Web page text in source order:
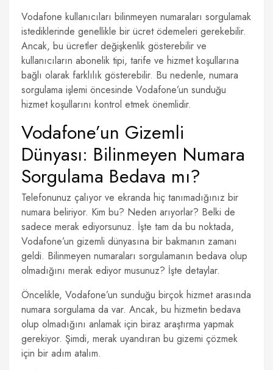
Vodafone kullanıcıları bilinmeyen numaraları sorgulamak
istediklerinde genellikle bir ücret ödemeleri gerekebilir.
Ancak, bu ücretler değişkenlik gösterebilir ve
kullanıcıların abonelik tipi, tarife ve hizmet koşullarına
bağlı olarak farklılık gösterebilir. Bu nedenle, numara
sorgulama işlemi öncesinde Vodafone’un sunduğu
hizmet koşullarını kontrol etmek önemlidir.
Vodafone’un Gizemli
Dünyası: Bilinmeyen Numara
Sorgulama Bedava mı?
Telefonunuz çalıyor ve ekranda hiç tanımadığınız bir
numara beliriyor. Kim bu? Neden arıyorlar? Belki de
sadece merak ediyorsunuz. İşte tam da bu noktada,
Vodafone’un gizemli dünyasına bir bakmanın zamanı
geldi. Bilinmeyen numaraları sorgulamanın bedava olup
olmadığını merak ediyor musunuz? İşte detaylar.
Öncelikle, Vodafone’un sunduğu birçok hizmet arasında
numara sorgulama da var. Ancak, bu hizmetin bedava
olup olmadığını anlamak için biraz araştırma yapmak
gerekiyor. Şimdi, merak uyandıran bu gizemi çözmek
için bir adım atalım.